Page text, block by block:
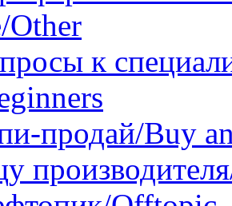
Other
к
продай/Buy